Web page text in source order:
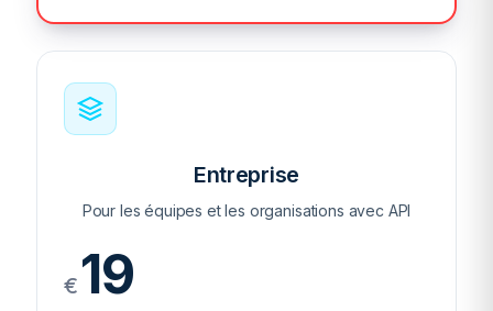
Entreprise
Pour les équipes et les organisations avec API
€ 19